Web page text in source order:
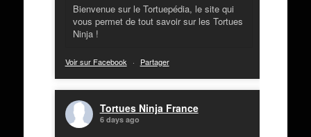
Bienvenue sur le Tortuepédia, le site qui
vous permet de tout savoir sur les Tortues
Ninja !
Voir sur Facebook · Partager
Tortues Ninja France
6 days ago